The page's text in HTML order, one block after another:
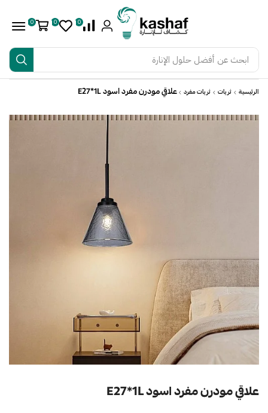
ابحث عن أفضل حلول الإنارة
0
0
0
الرئيسية ثريات ثريات مفرد علاقي مودرن مفرد اسود E27*1L
علاقي مودرن مفرد اسود E27*1L